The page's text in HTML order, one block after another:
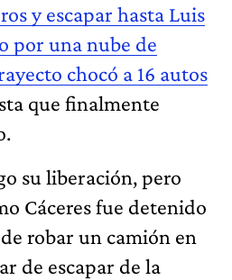
y escapar hasta Luis
por una nube de
chocó a 16 autos
que finalmente
su liberación, pero
Cáceres fue detenido
robar un camión en
de escapar de la